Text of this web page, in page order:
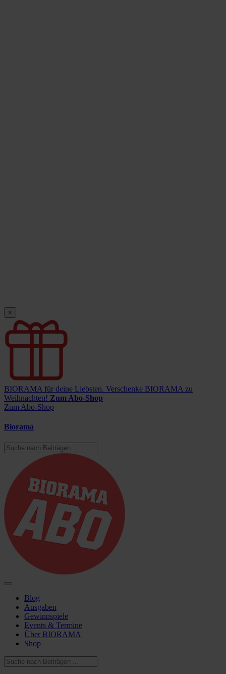
×
BIORAMA für deine Liebsten. Verschenke BIORAMA zu
Weihnachten! Zum Abo-Shop
Zum Abo-Shop
Biorama
Blog
Ausgaben
Gewinnspiele
Events & Termine
Über BIORAMA
Shop